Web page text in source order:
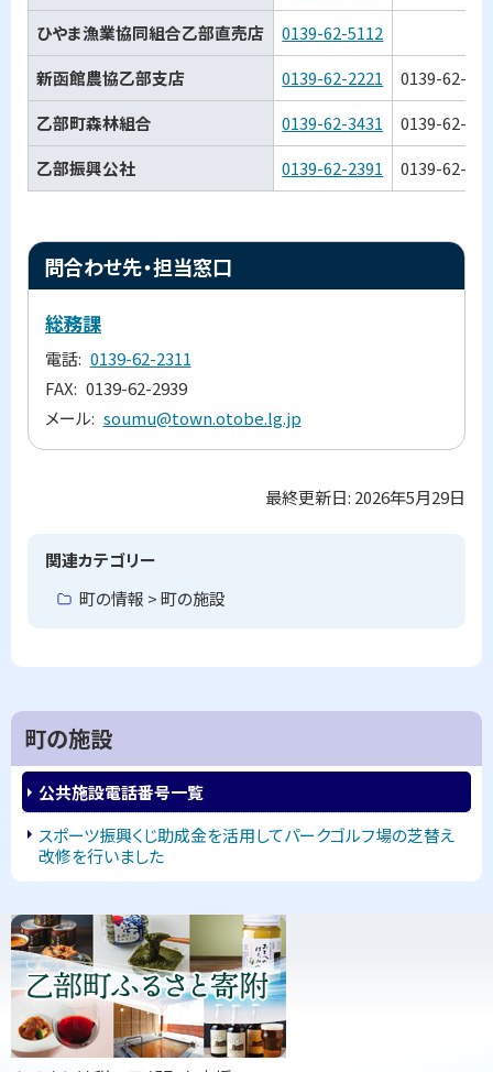
ひやま漁業協同組合乙部直売店
0139-62-5112
新函館農協乙部支店
0139-62-2221
0139-62-
乙部町森林組合
0139-62-3431
0139-62-
乙部振興公社
0139-62-2391 0139-62-
ト
ッ
問合わせ先・担当窓口
総務課
電話 0139-62-2311
FAX 0139-62-2939
メール soumu@town.otobe.lg.jp
最終更新日: 2026年5月29日
関連カテゴリー
町の情報 > 町の施設
町の施設
公共施設電話番号一覧
スポーツ振興くじ助成金を活用してパークゴルフ場の芝替え
改修を行いました
サ
イ
ド
・
ピ
ッ
ク
ア
ッ